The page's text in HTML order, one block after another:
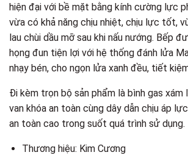
hiện đại với bề mặt bằng kính cường lực
vừa có khả năng chịu nhiệt, chịu lực tốt,
lau chùi dầu mỡ sau khi nấu nướng. Bếp
họng đun tiện lợi với hệ thống đánh lửa
nhạy bén, cho ngọn lửa xanh đều, tiết
Đi kèm trọn bộ sản phẩm là bình gas xám
van khóa an toàn cùng dây dẫn chịu áp
an toàn cao trong suốt quá trình sử dụng.
Thương hiệu: Kim Cương